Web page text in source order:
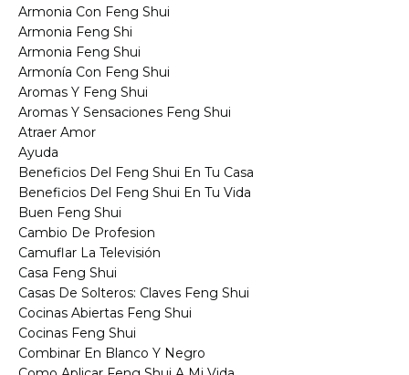
Armonia Con Feng Shui
Armonia Feng Shi
Armonia Feng Shui
Armonía Con Feng Shui
Aromas Y Feng Shui
Aromas Y Sensaciones Feng Shui
Atraer Amor
Ayuda
Beneficios Del Feng Shui En Tu Casa
Beneficios Del Feng Shui En Tu Vida
Buen Feng Shui
Cambio De Profesion
Camuflar La Televisión
Casa Feng Shui
Casas De Solteros: Claves Feng Shui
Cocinas Abiertas Feng Shui
Cocinas Feng Shui
Combinar En Blanco Y Negro